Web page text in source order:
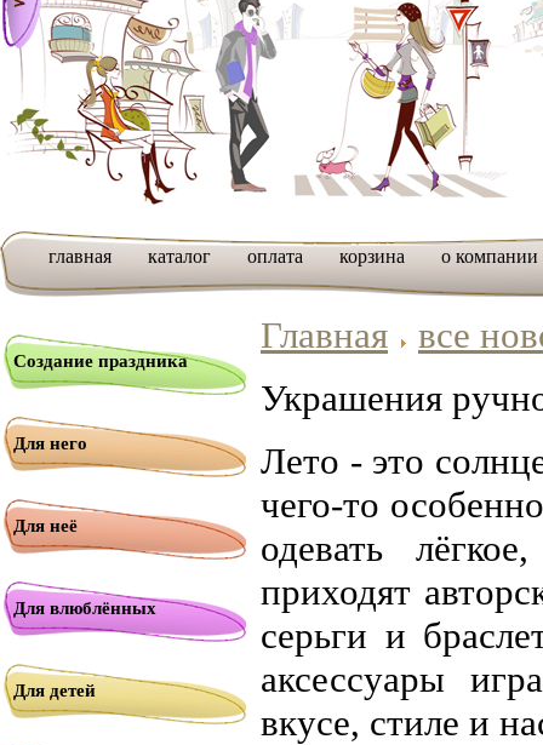
главная каталог оплата корзина о компании
Создание праздника
Для него
Для неё
Для влюблённых
Для детей
Главная
все
Украшения
Лето - это
чего-то
одевать
приходят
серьги и
аксессуары
вкусе, стиле и